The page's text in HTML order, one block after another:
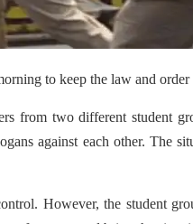
to keep the law and
from two different student
against each other. The
However, the student